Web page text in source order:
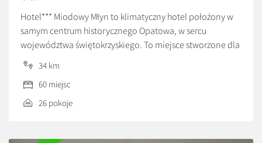
Hotel*** Miodowy Młyn to klimatyczny hotel położony w
samym centrum historycznego Opatowa, w sercu
województwa świętokrzyskiego. To miejsce stworzone dla
osób szukających spokojnego wypoczynku, komfortowych
noclegów oraz wyjątkowej atmosfery z dala od dużych,
bezosobowych hoteli.
34 km
60 miejsc
26 pokoje